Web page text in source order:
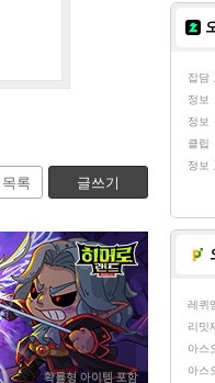
목록 글쓰기
잡담
정보
정보
클립
정보
레퀴
리밋
아스
아스